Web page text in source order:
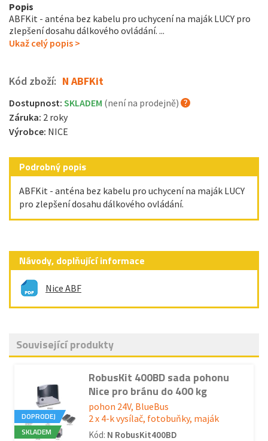
Popis
ABFKit - anténa bez kabelu pro uchycení na maják LUCY pro
zlepšení dosahu dálkového ovládání. ...
Ukaž celý popis >
Kód zboží: N ABFKit
Dostupnost: SKLADEM (není na prodejně)
Záruka: 2 roky
Výrobce: NICE
Podrobný popis
ABFKit - anténa bez kabelu pro uchycení na maják LUCY
pro zlepšení dosahu dálkového ovládání.
Návody, doplňující informace
Nice ABF
Související produkty
DOPRODEJ
SKLADEM
RobusKit 400BD sada pohonu
Nice pro bránu do 400 kg
pohon 24V, BlueBus
2 x 4-k vysílač, fotobuňky, maják
Kód: N RobusKit400BD